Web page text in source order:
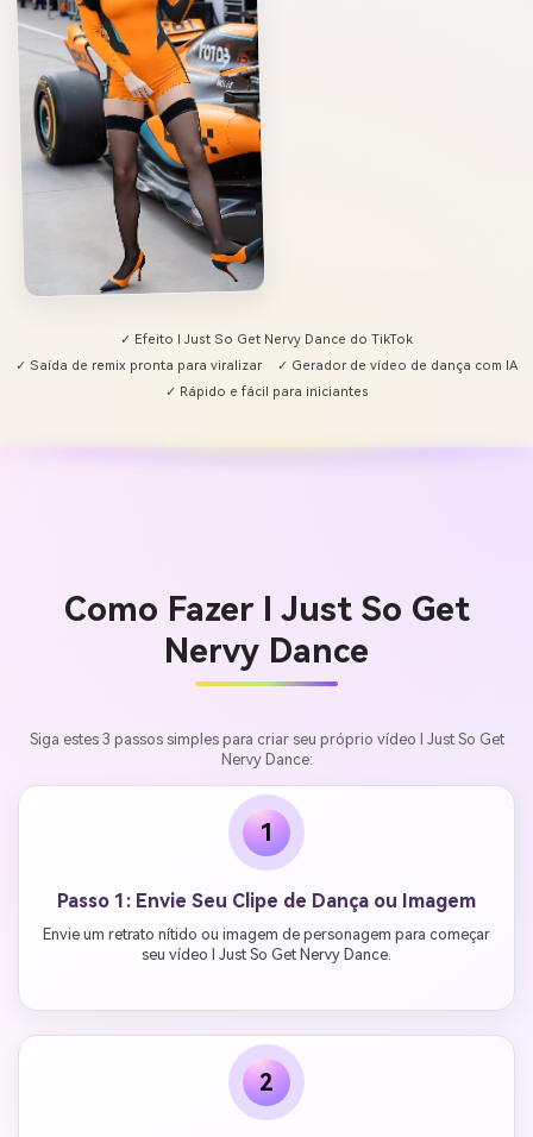
✓ Efeito I Just So Get Nervy Dance do TikTok
✓ Saída de remix pronta para viralizar
✓ Gerador de vídeo de dança com IA
✓ Rápido e fácil para iniciantes
Como Fazer I Just So Get
Nervy Dance
Siga estes 3 passos simples para criar seu próprio vídeo I Just So Get
Nervy Dance:
1
Passo 1: Envie Seu Clipe de Dança ou Imagem
Envie um retrato nítido ou imagem de personagem para começar
seu vídeo I Just So Get Nervy Dance.
2